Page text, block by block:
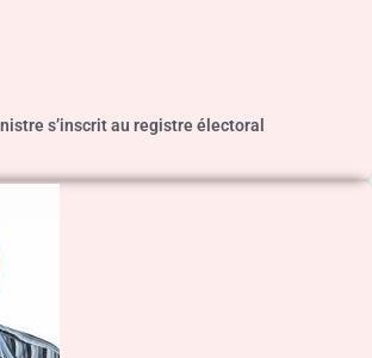
s’inscrit au registre électoral